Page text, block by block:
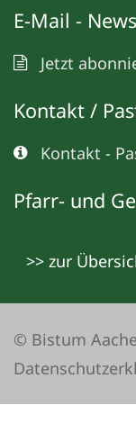
E-Mail -
Jetzt
Kontakt /
Kontakt -
Pfarr- und
>> zur
© Bistum